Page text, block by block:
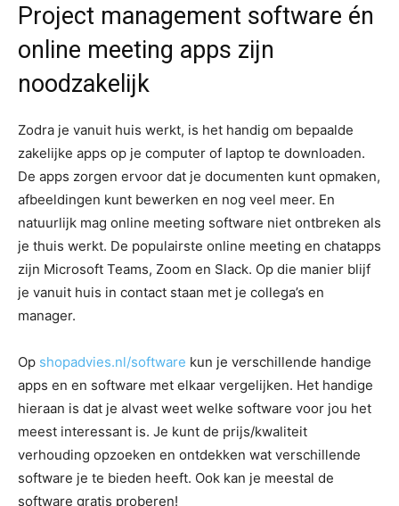
Project management software én
online meeting apps zijn
noodzakelijk
Zodra je vanuit huis werkt, is het handig om bepaalde
zakelijke apps op je computer of laptop te downloaden.
De apps zorgen ervoor dat je documenten kunt opmaken,
afbeeldingen kunt bewerken en nog veel meer. En
natuurlijk mag online meeting software niet ontbreken als
je thuis werkt. De populairste online meeting en chatapps
zijn Microsoft Teams, Zoom en Slack. Op die manier blijf
je vanuit huis in contact staan met je collega’s en
manager.
Op shopadvies.nl/software kun je verschillende handige
apps en en software met elkaar vergelijken. Het handige
hieraan is dat je alvast weet welke software voor jou het
meest interessant is. Je kunt de prijs/kwaliteit
verhouding opzoeken en ontdekken wat verschillende
software je te bieden heeft. Ook kan je meestal de
software gratis proberen!